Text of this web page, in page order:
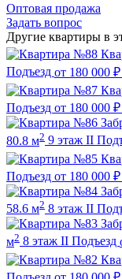
Оптовая продажа
Задать вопрос
Другие квартиры в
Подъезд от 180 000 ₽
Подъезд от 180 000 ₽
80.8 м2 9 этаж II
Подъезд от 180 000 ₽
58.6 м2 8 этаж II
м2 8 этаж II Подъезд